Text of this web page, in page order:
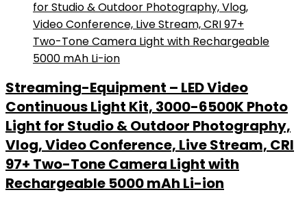
Streaming-Equipment – LED Video
Continuous Light Kit, 3000-6500K Photo
Light for Studio & Outdoor Photography,
Vlog, Video Conference, Live Stream, CRI
97+ Two-Tone Camera Light with
Rechargeable 5000 mAh Li-ion